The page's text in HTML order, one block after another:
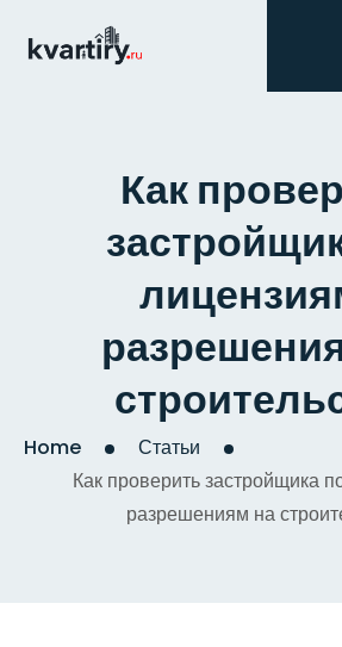
Как
Home
Статьи
Как проверить застройщика
разрешениям на